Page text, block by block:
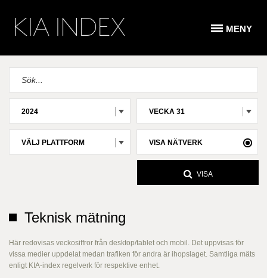
MENY
VISA
2024 VECKA 31
VÄLJ PLATTFORM VISA NÄTVERK
Teknisk mätning
Här redovisas veckosiffror från desktop/tablet och mobil. Det uppvisas för
vissa medier uppdelat medan trafiken för andra är ihopslaget. Samtliga mäts
enligt KIA-index regelverk för respektive enhet.